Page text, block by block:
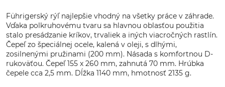
Führigerský rýľ najlepšie vhodný na všetky práce v záhrade.
Vďaka polkruhovému tvaru sa hlavnou oblasťou použitia
stalo presádzanie kríkov, trvaliek a iných viacročných rastlín.
Čepeľ zo špeciálnej ocele, kalená v oleji, s dlhými,
zosilnenými pružinami (200 mm). Násada s komfortnou D-
rukoväťou. Čepeľ 155 x 260 mm, zahnutá 70 mm. Hrúbka
čepele cca 2,5 mm. Dĺžka 1140 mm, hmotnosť 2135 g.